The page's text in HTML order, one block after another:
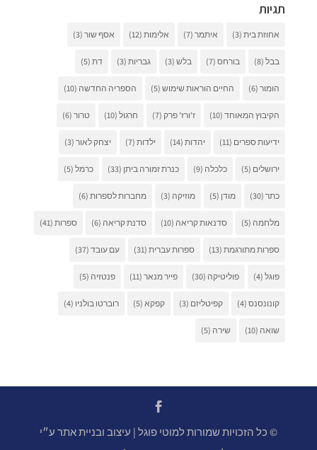
תגיות
אחוזת בית(3) איתמר(7) אלימות(12) אסף שור(3)
בבל(8) בורחס(7) בלש(3) גבריות(3) דת(5)
הומור(6) החיים הוראות שימוש(5) הספריה החדשה (10)
הקיבוץ המאוחד(10) ז'ורז' פרק(7) חרגול(10) טרור(6)
ידיעות ספרים (11) יהדות(14) ילדות(7) יצחק לאור(3)
ירושלים (5) כלכלה (9) כנרת זמורה ביתן (33) כרמל(5)
כתר(30) מודן (5) מוזיקה (3) מחברות לספרות(6)
מלחמה (5) סדנאות קריאה (10) סדנת קריאה (6) ספרות(41)
ספרות מתורגמת(13) ספרות עברית(31) עם עובד(37)
פוגל(4) פוליטיקה (30) פייר מנאר(11) פנטזיה (5)
קונונסנס(4) קפיטליזם (3) קפקא(5) רוברטו בולניו (4)
שואה (10) שירה (5)
© כל הזכויות שמורות למוטי פוגל | עיצוב ובניית אתר ע״י